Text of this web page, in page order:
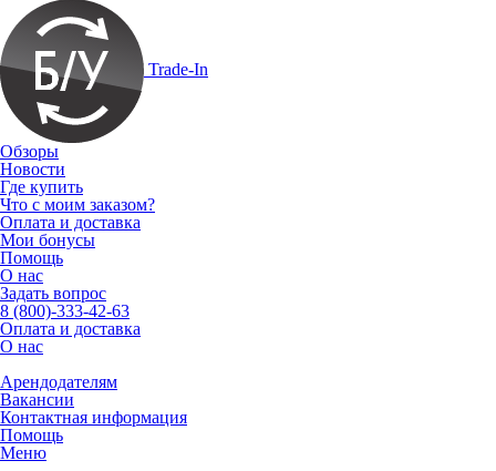
Trade-In
Обзоры
Новости
Где купить
Что с моим заказом?
Оплата и доставка
Мои бонусы
Помощь
О нас
Задать вопрос
8 (800)-333-42-63
Оплата и доставка
О нас
Арендодателям
Вакансии
Контактная информация
Помощь
Меню